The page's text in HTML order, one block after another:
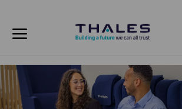
-